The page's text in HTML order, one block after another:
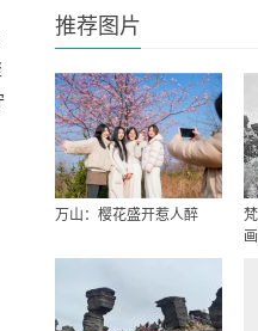
推荐图片
万山：樱花盛开惹人醉
画